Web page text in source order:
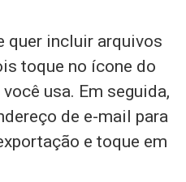
quer incluir arquivos
toque no ícone do
usa. Em seguida,
de e-mail para
e toque em